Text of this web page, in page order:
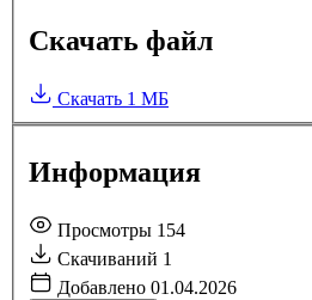
Скачать файл
Скачать 1 МБ
Информация
Просмотры 154
Скачиваний 1
Добавлено 01.04.2026